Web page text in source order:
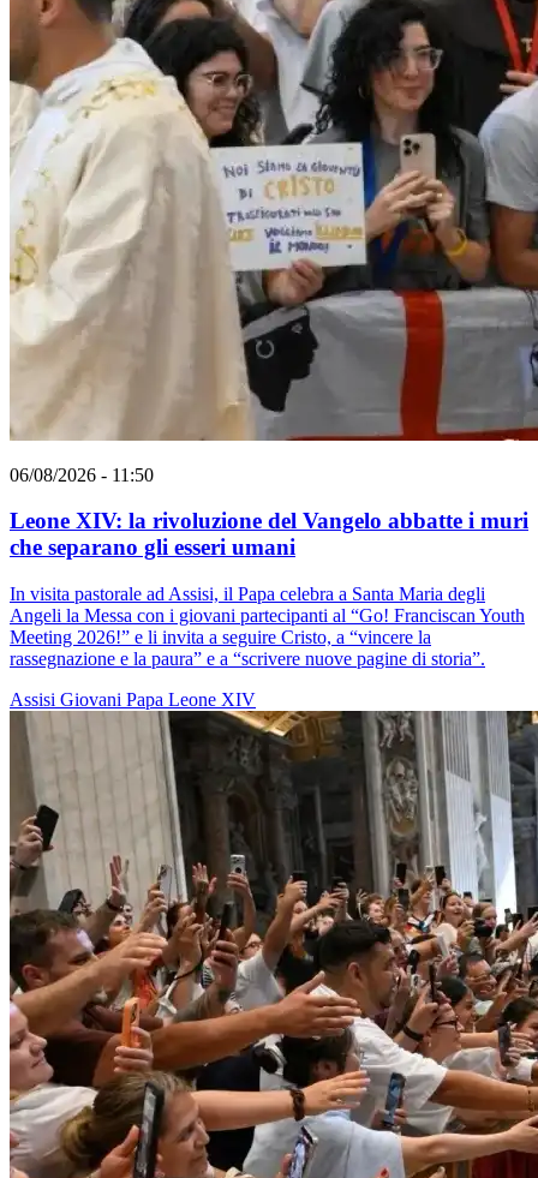
06/08/2026 - 11:50
Leone XIV: la rivoluzione del Vangelo abbatte i muri
che separano gli esseri umani
In visita pastorale ad Assisi, il Papa celebra a Santa Maria degli
Angeli la Messa con i giovani partecipanti al “Go! Franciscan Youth
Meeting 2026!” e li invita a seguire Cristo, a “vincere la
rassegnazione e la paura” e a “scrivere nuove pagine di storia”.
Assisi Giovani Papa Leone XIV